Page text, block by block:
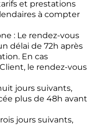
et prestations
à compter
: Le rendez-vous
délai de 72h après
En cas
le rendez-vous
jours suivants,
plus de 48h avant
jours suivants,